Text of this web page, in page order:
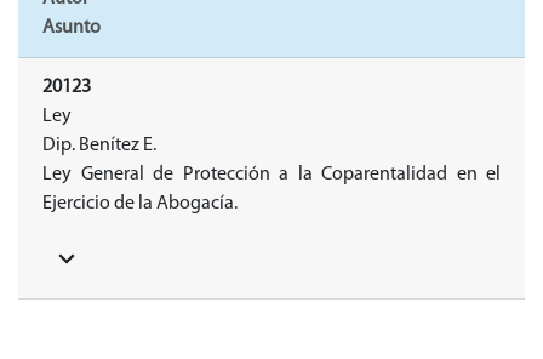
Asunto
20123
Ley
Dip. Benítez E.
Ley General de Protección a la Coparentalidad en el
Ejercicio de la Abogacía.